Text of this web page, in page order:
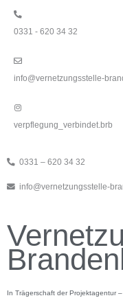
Inhalt
springen
0331 - 620 34 32
info@vernetzungsstelle-
verpflegung_verbindet.brb
0331 – 620 34 32
info@vernetzungsstelle-
In Trägerschaft der Projektagentur